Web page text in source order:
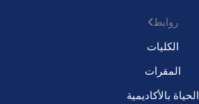
روابط
الكليات
المقرات
الحياة بالأكاديمية